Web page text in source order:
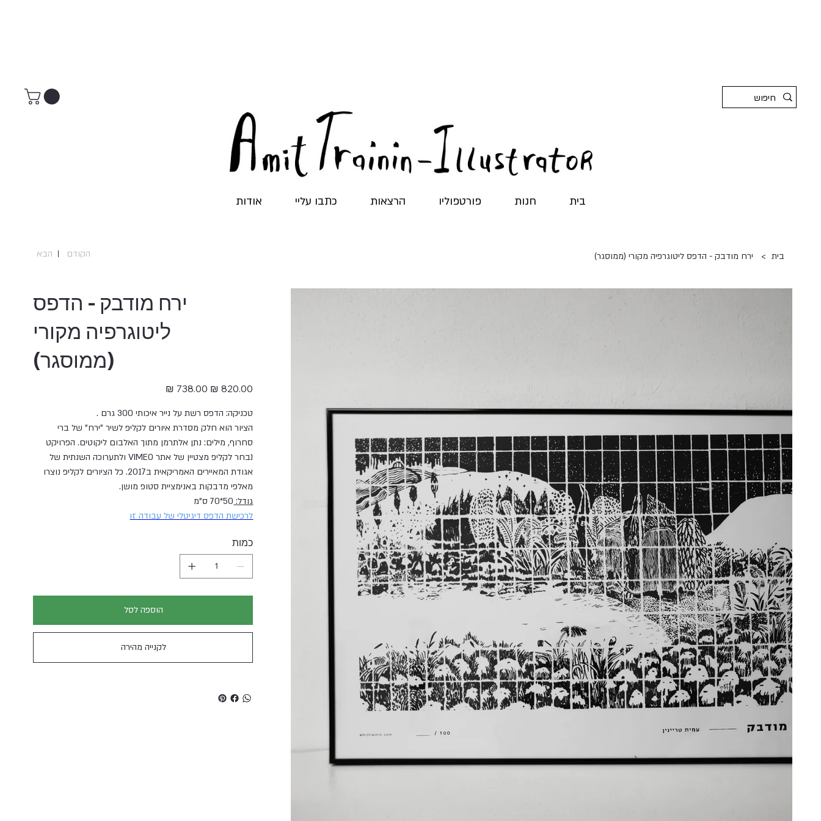
בית חנות פורטפוליו הרצאות כתבו עליי אודות
בית > ירח מודבק - הדפס ליטוגרפיה מקורי (ממוסגר) הקודם הבא
ירח מודבק - הדפס
ליטוגרפיה מקורי
(ממוסגר)
מחיר
מקורי
מחיר
מבצע
טכניקה: הדפס רשת על נייר איכותי 300 גרם .
הציור הוא חלק מסדרת איורים לקליפ לשיר "ירח" של ברי
סחרוף, מילים: נתן אלתרמן מתוך האלבום ליקוטים. הפרויקט
נבחר לקליפ מצטיין של אתר VIMEO ולתערוכה השנתית של
אגודת המאיירים האמריקאית ב2017. כל הציורים לקליפ נוצרו
מאלפי מדבקות באנימציית סטופ מושן.
גודל: 50*70 ס"מ
לרכישת הדפס דיגיטלי של עבודה זו
כמות
הוספה לסל
לקנייה מהירה